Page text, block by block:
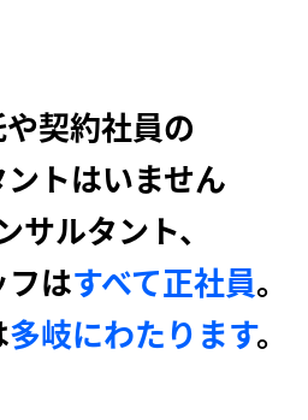
契約社員の
トはいません
サルタント、
はすべて正社員。
多岐にわたります。